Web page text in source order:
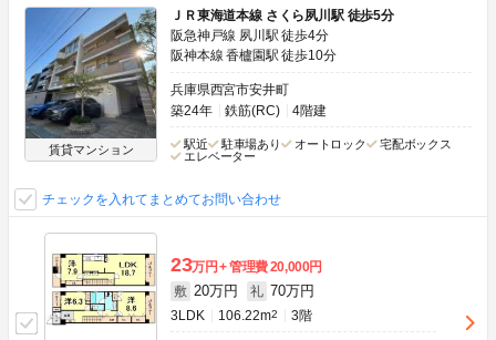
賃貸マンション
ＪＲ東海道本線 さくら夙川駅 徒歩5分
阪急神戸線 夙川駅 徒歩4分
阪神本線 香櫨園駅 徒歩10分
兵庫県西宮市安井町
築24年
鉄筋(RC) 4階建
駅近 駐車場あり オートロック
宅配ボックス
エレベーター
チェックを入れてまとめてお問い合わせ
23万円 管理費20,000円
敷 20万円 礼 70万円
3LDK 106.22m2 3階